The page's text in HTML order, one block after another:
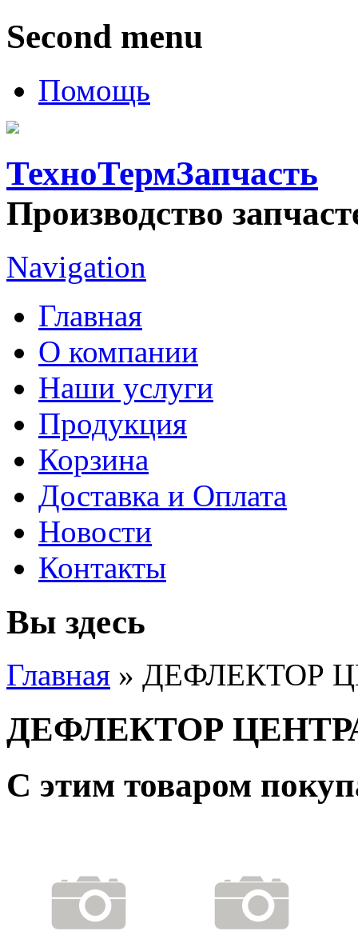
Second menu
Помощь
ТехноТермЗапчасть
Производство
Navigation
Главная
О компании
Наши услуги
Продукция
Корзина
Доставка и Оплата
Новости
Контакты
Вы здесь
Главная » ДЕФЛЕКТОР
ДЕФЛЕКТОР
С этим товаром